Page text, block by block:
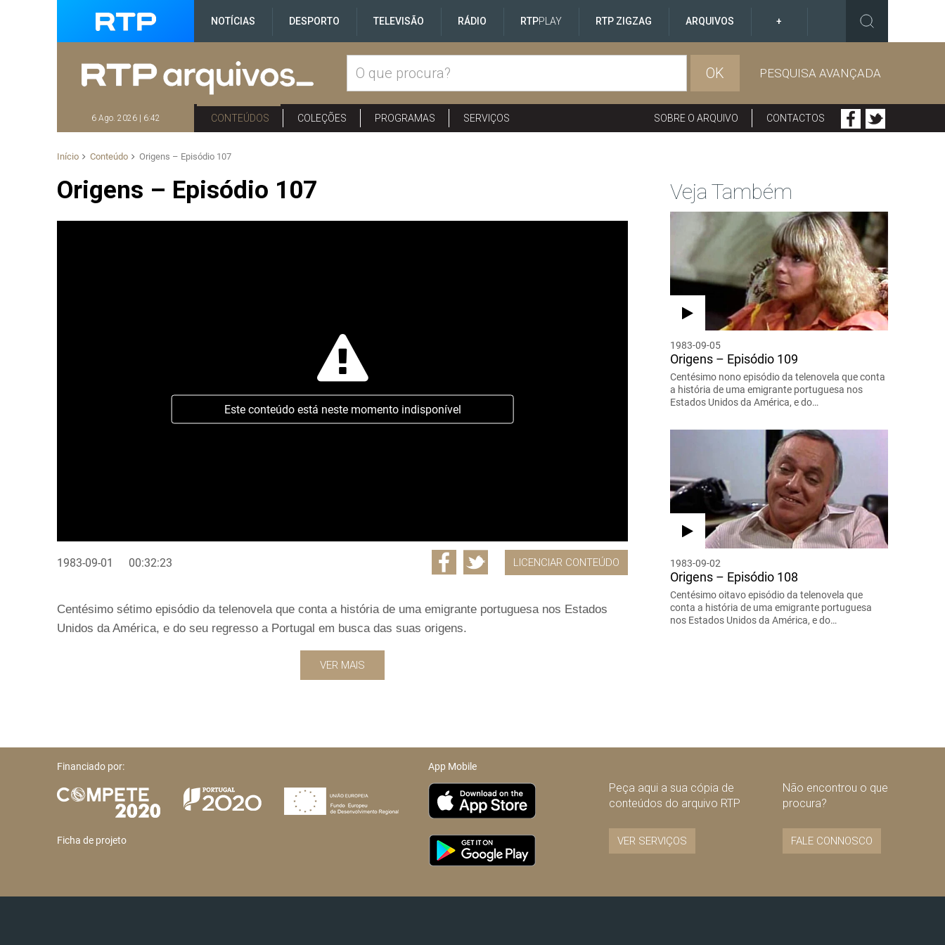
NOTÍCIAS DESPORTO TELEVISÃO RÁDIO RTPPLAY RTP ZIGZAG ARQUIVOS +
OK PESQUISA AVANÇADA
6 Ago. 2026 | 6:42 CONTEÚDOS COLEÇÕES PROGRAMAS SERVIÇOS SOBRE O ARQUIVO CONTACTOS
Início Conteúdo Origens – Episódio 107
Origens – Episódio 107
Este conteúdo está neste momento indisponível
1983-09-01 00:32:23 LICENCIAR CONTEÚDO
Centésimo sétimo episódio da telenovela que conta a história de uma emigrante portuguesa nos Estados
Unidos da América, e do seu regresso a Portugal em busca das suas origens.
VER MAIS
Veja Também
1983-09-05
Origens – Episódio 109
Centésimo nono episódio da telenovela que conta
a história de uma emigrante portuguesa nos
Estados Unidos da América, e do…
1983-09-02
Origens – Episódio 108
Centésimo oitavo episódio da telenovela que
conta a história de uma emigrante portuguesa
nos Estados Unidos da América, e do…
Financiado por:
Ficha de projeto
App Mobile
Peça aqui a sua cópia de
conteúdos do arquivo RTP
VER SERVIÇOS
Não encontrou o que
procura?
FALE CONNOSCO